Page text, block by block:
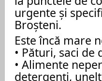
urgente și
Broșteni.
Este încă mare
• Pături, saci
• Alimente
detergenți,